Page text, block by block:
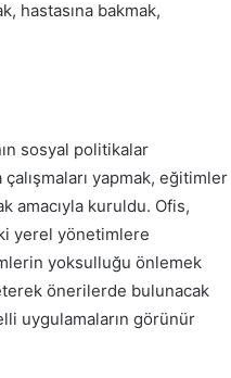
hastasına bakmak,
sosyal politikalar
yapmak, eğitimler
amacıyla kuruldu. Ofis,
yerel yönetimlere
yoksulluğu önlemek
önerilerde bulunacak
uygulamaların görünür